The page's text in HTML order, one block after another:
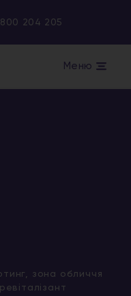
204 205
Меню
зона обличчя